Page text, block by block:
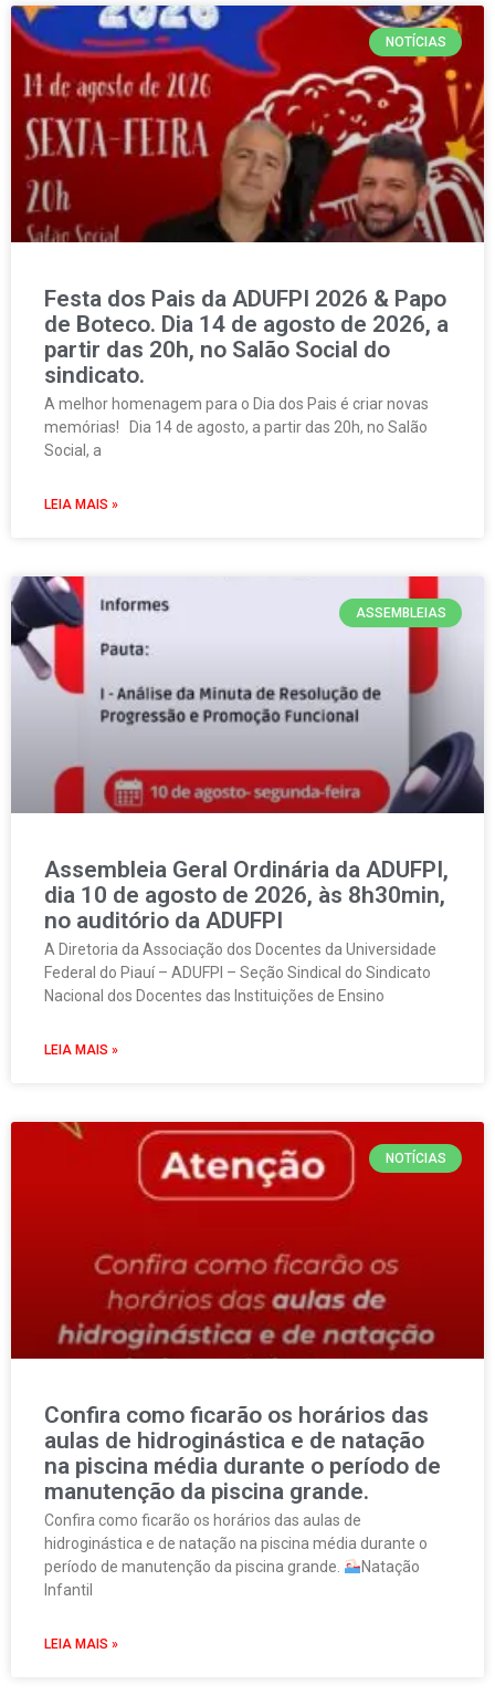
NOTÍCIAS
Festa dos Pais da ADUFPI 2026 & Papo
de Boteco. Dia 14 de agosto de 2026, a
partir das 20h, no Salão Social do
sindicato.
A melhor homenagem para o Dia dos Pais é criar novas
memórias! Dia 14 de agosto, a partir das 20h, no Salão
Social, a
LEIA MAIS »
ASSEMBLEIAS
Assembleia Geral Ordinária da ADUFPI,
dia 10 de agosto de 2026, às 8h30min,
no auditório da ADUFPI
A Diretoria da Associação dos Docentes da Universidade
Federal do Piauí – ADUFPI – Seção Sindical do Sindicato
Nacional dos Docentes das Instituições de Ensino
LEIA MAIS »
NOTÍCIAS
Confira como ficarão os horários das
aulas de hidroginástica e de natação
na piscina média durante o período de
manutenção da piscina grande.
Confira como ficarão os horários das aulas de
hidroginástica e de natação na piscina média durante o
período de manutenção da piscina grande.
Natação
Infantil
LEIA MAIS »